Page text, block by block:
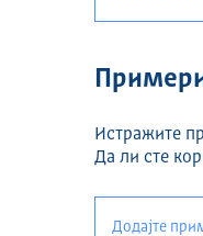
Истражите
Да ли сте
Додајте